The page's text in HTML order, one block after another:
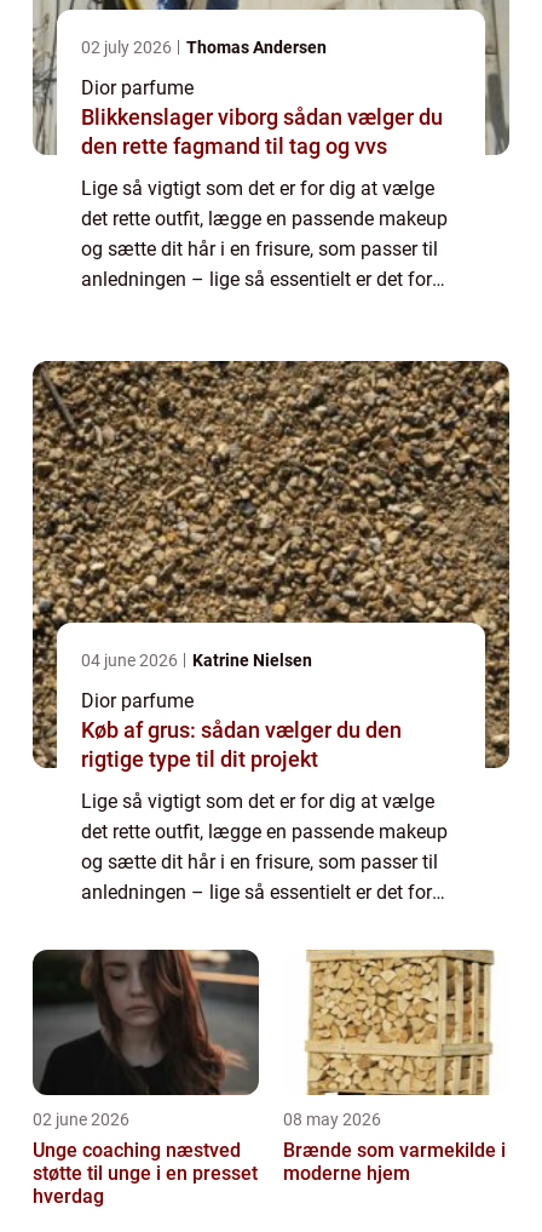
02 july 2026 Thomas Andersen
Dior parfume
Blikkenslager viborg sådan vælger du
den rette fagmand til tag og vvs
Lige så vigtigt som det er for dig at vælge
det rette outfit, lægge en passende makeup
og sætte dit hår i en frisure, som passer til
anledningen – lige så essentielt er det for
04 june 2026 Katrine Nielsen
Dior parfume
Køb af grus: sådan vælger du den
rigtige type til dit projekt
Lige så vigtigt som det er for dig at vælge
det rette outfit, lægge en passende makeup
og sætte dit hår i en frisure, som passer til
anledningen – lige så essentielt er det for
02 june 2026
Unge coaching næstved
støtte til unge i en presset
hverdag
08 may 2026
Brænde som varmekilde i
moderne hjem